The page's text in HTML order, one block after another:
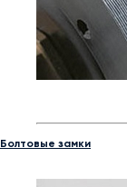
Болтовые замки